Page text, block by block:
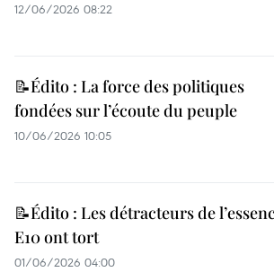
12/06/2026 08:22
📝Édito : La force des politiques
fondées sur l’écoute du peuple
10/06/2026 10:05
📝Édito : Les détracteurs de
E10 ont tort
01/06/2026 04:00